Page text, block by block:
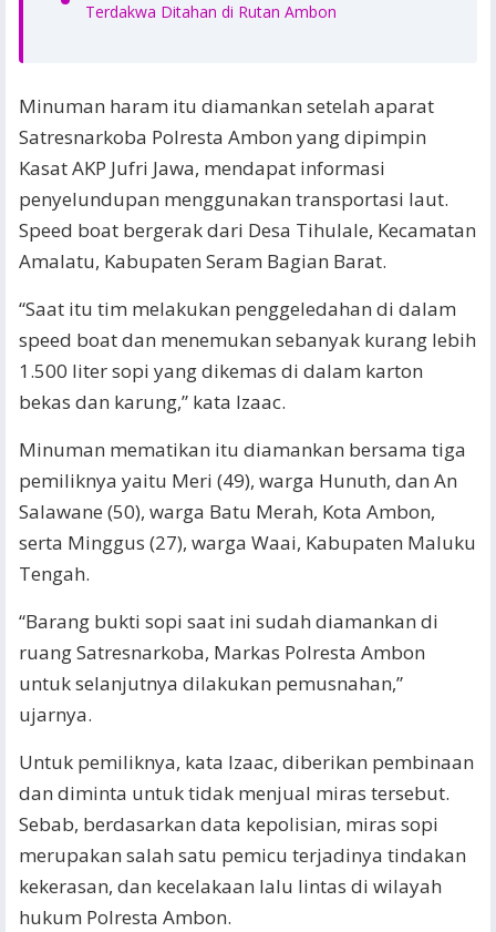
Terdakwa Ditahan di Rutan Ambon
Minuman haram itu diamankan setelah aparat
Satresnarkoba Polresta Ambon yang dipimpin
Kasat AKP Jufri Jawa, mendapat informasi
penyelundupan menggunakan transportasi laut.
Speed boat bergerak dari Desa Tihulale, Kecamatan
Amalatu, Kabupaten Seram Bagian Barat.
“Saat itu tim melakukan penggeledahan di dalam
speed boat dan menemukan sebanyak kurang lebih
1.500 liter sopi yang dikemas di dalam karton
bekas dan karung,” kata Izaac.
Minuman mematikan itu diamankan bersama tiga
pemiliknya yaitu Meri (49), warga Hunuth, dan An
Salawane (50), warga Batu Merah, Kota Ambon,
serta Minggus (27), warga Waai, Kabupaten Maluku
Tengah.
“Barang bukti sopi saat ini sudah diamankan di
ruang Satresnarkoba, Markas Polresta Ambon
untuk selanjutnya dilakukan pemusnahan,”
ujarnya.
Untuk pemiliknya, kata Izaac, diberikan pembinaan
dan diminta untuk tidak menjual miras tersebut.
Sebab, berdasarkan data kepolisian, miras sopi
merupakan salah satu pemicu terjadinya tindakan
kekerasan, dan kecelakaan lalu lintas di wilayah
hukum Polresta Ambon.